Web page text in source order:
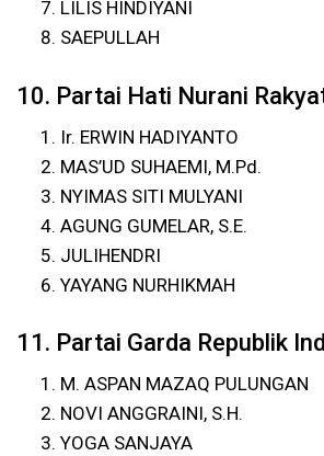
LILIS HINDIYANI
SAEPULLAH
10. Partai Hati Nurani
Ir. ERWIN HADIYANTO
MAS’UD SUHAEMI, M.Pd.
NYIMAS SITI MULYANI
AGUNG GUMELAR, S.E.
JULIHENDRI
YAYANG NURHIKMAH
11. Partai Garda Republik
M. ASPAN MAZAQ PULUNGAN
NOVI ANGGRAINI, S.H.
YOGA SANJAYA